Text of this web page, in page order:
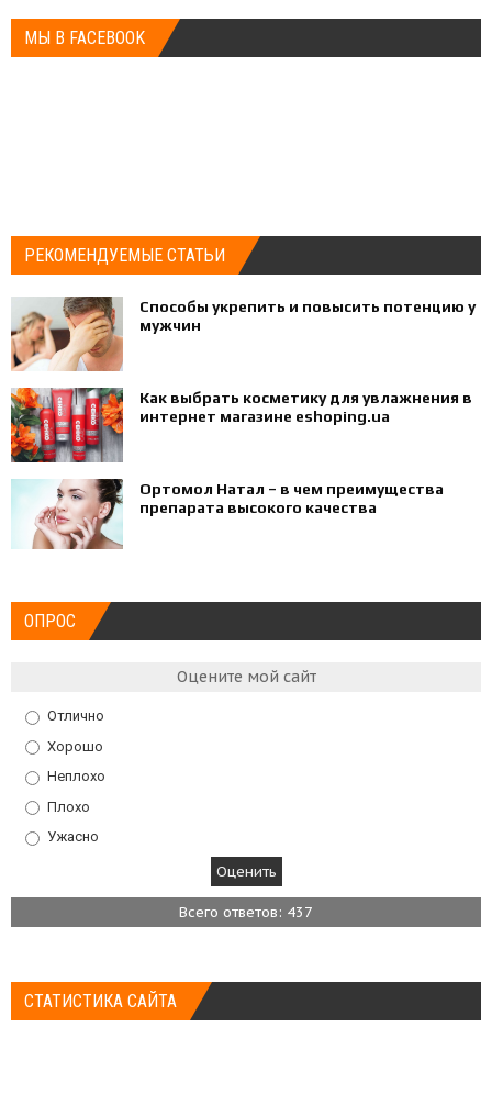
МЫ В FACEBOOK
РЕКОМЕНДУЕМЫЕ СТАТЬИ
Способы укрепить и повысить потенцию у
мужчин
Как выбрать косметику для увлажнения в
интернет магазине eshoping.ua
Ортомол Натал – в чем преимущества
препарата высокого качества
ОПРОС
Оцените мой сайт
Отлично
Хорошо
Неплохо
Плохо
Ужасно
Всего ответов: 437
СТАТИСТИКА САЙТА